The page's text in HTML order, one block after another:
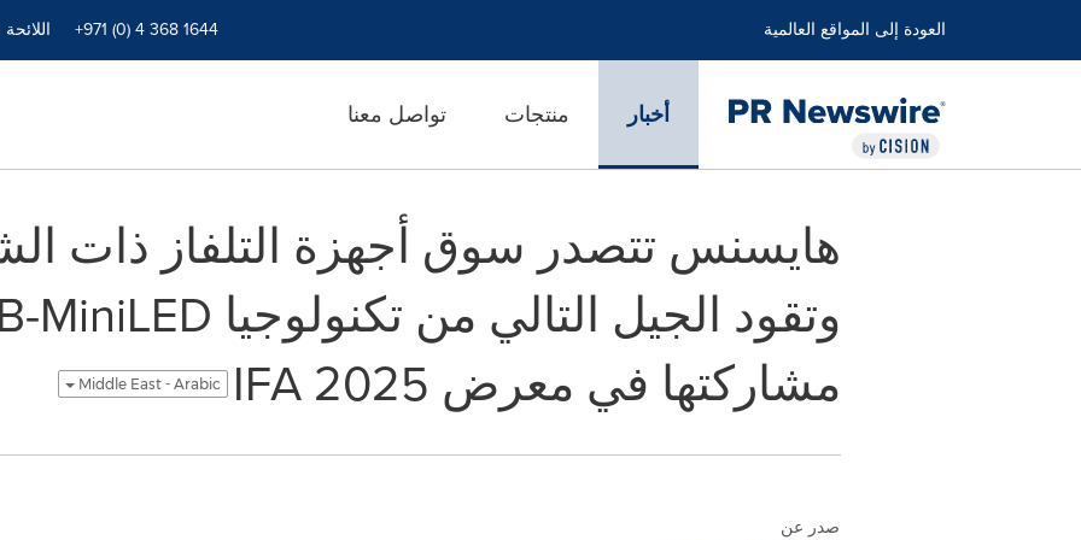
العودة إلى المواقع العالمية +971 (0) 4 368 1644
أخبار منتجات تواصل معنا
هايسنس تتصدر سوق أجهزة التلفاز ذات
مشاركتها في معرض IFA 2025
Middle East - Arabic
صدر عن